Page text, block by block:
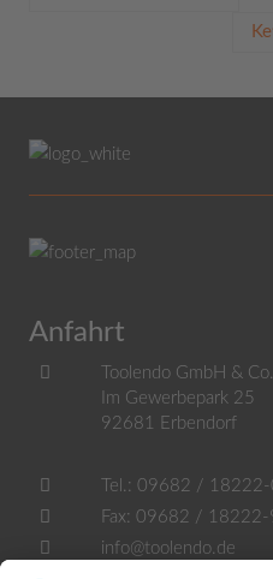
Anfahrt
Toolendo GmbH &
Im Gewerbepark 25
92681 Erbendorf
Tel.: 09682 / 18222-
Fax: 09682 / 18222-
info@toolendo.de